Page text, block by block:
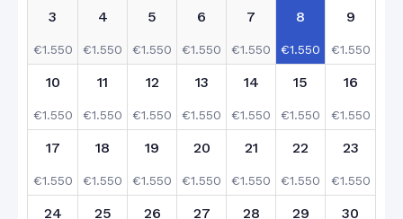
3
€1.550
4
€1.550
5
€1.550
6
€1.550
7
€1.550
8
€1.550
9
€1.550
10
€1.550
11
€1.550
12
€1.550
13
€1.550
14
€1.550
15
€1.550
16
€1.550
17
€1.550
18
€1.550
19
€1.550
20
€1.550
21
€1.550
22
€1.550
23
€1.550
24 25 26 27 28 29 30